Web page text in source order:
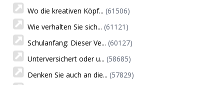
Wo die kreativen Köpf... (61506)
Wie verhalten Sie sich... (61121)
Schulanfang: Dieser Ve... (60127)
Unterversichert oder u... (58685)
Denken Sie auch an die... (57829)